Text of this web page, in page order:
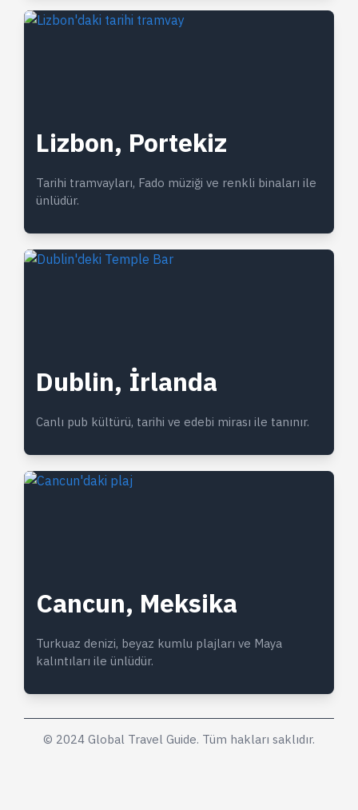
Lizbon, Portekiz
Tarihi tramvayları, Fado müziği ve renkli binaları ile
ünlüdür.
Dublin, İrlanda
Canlı pub kültürü, tarihi ve edebi mirası ile tanınır.
Cancun, Meksika
Turkuaz denizi, beyaz kumlu plajları ve Maya
kalıntıları ile ünlüdür.
© 2024 Global Travel Guide. Tüm hakları saklıdır.